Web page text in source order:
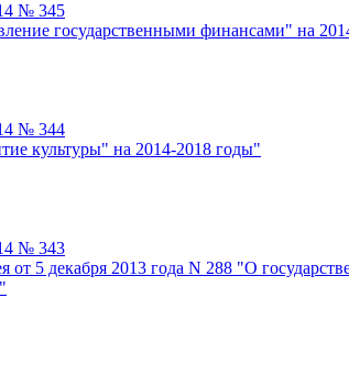
№ 345
государственными финансами" на
№ 344
культуры" на 2014-2018 годы"
№ 343
5 декабря 2013 года N 288 "О